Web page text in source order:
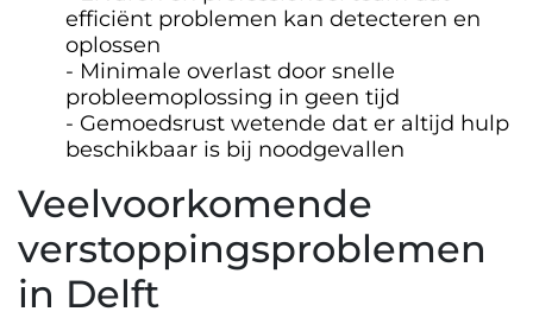
efficiënt problemen kan detecteren en
oplossen
Minimale overlast door snelle
probleemoplossing in geen tijd
Gemoedsrust wetende dat er altijd hulp
beschikbaar is bij noodgevallen
Veelvoorkomende
verstoppingsproblemen
in Delft